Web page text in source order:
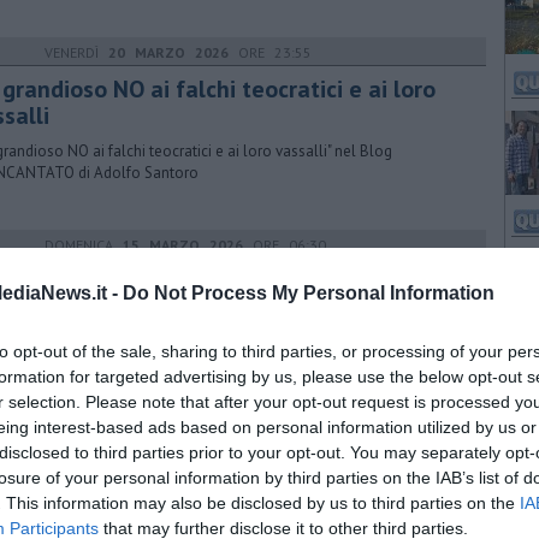
- Do Not Process My Personal Information
opt-out of the sale, sharing to third parties, or processing of your
for targeted advertising by us, please use the below opt-out
selection. Please note that after your opt-out request is processed
interest-based ads based on personal information utilized by us
to third parties prior to your opt-out. You may separately
of your personal information by third parties on the IAB’s list of
This information may also be disclosed by us to third parties on the
Participants that may further disclose it to other third parties.
VENERDÌ 20 MARZO 2026 ORE 23:55
grandioso NO ai falchi teocratici e ai loro
NO ai falchi teocratici e ai loro vassalli" nel Blog
di Adolfo Santoro
DOMENICA15 MARZO 2026ORE 06:30
Usa, Afghanistan-Pakistan e Ungheria
LUNEDÌ04 SETTEMBRE 2017 ORE 17:00
evaso era a giro per l'Europa
rientrato nel carcere di Livorno dopo il permesso premio ed è
arrestato a Trieste dopo una vacanza a giro per l'Europa con la